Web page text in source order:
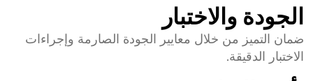
الجودة والاختبار
ضمان التميز من خلال معايير الجودة الصارمة وإجراءات
الاختبار الدقيقة.